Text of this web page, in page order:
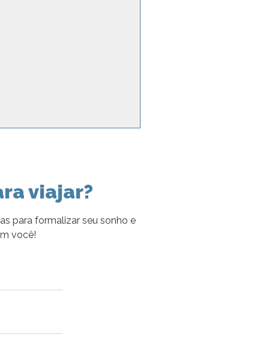
viajar?
para formalizar seu sonho e
você!